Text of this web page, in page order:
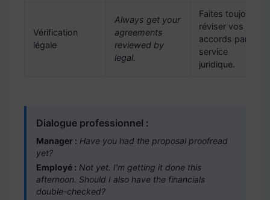
Vérification
légale
Always get your
agreements
reviewed by
legal.
Faites toujours
réviser vos
accords par le
service
juridique.
Dialogue professionnel :
Manager : Have you had the proposal proofread
yet?
Employé : Not yet. I'm getting it done this
afternoon. Should I also have the financials
double-checked?